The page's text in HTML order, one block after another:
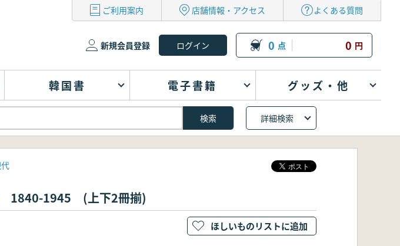
ご利用案内 店舗情報・アクセス よくある質問
新規会員登録 0 点 0 円
韓国書 電子書籍 グッズ・他
詳細検索
1840-1945 (上下2冊揃)
ほしいものリストに追加